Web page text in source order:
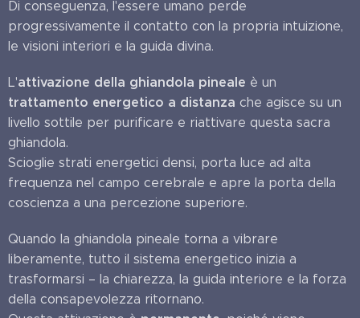
Di conseguenza, l'essere umano perde
progressivamente il contatto con la propria intuizione,
le visioni interiori e la guida divina.
L'attivazione della ghiandola pineale è un
trattamento energetico a distanza che agisce su un
livello sottile per purificare e riattivare questa sacra
ghiandola.
Scioglie strati energetici densi, porta luce ad alta
frequenza nel campo cerebrale e apre la porta della
coscienza a una percezione superiore.
Quando la ghiandola pineale torna a vibrare
liberamente, tutto il sistema energetico inizia a
trasformarsi – la chiarezza, la guida interiore e la forza
della consapevolezza ritornano.